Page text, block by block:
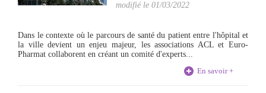
modifié le 01/03/2022
Dans le contexte où le parcours de santé du patient entre l'hôpital et
la ville devient un enjeu majeur, les associations ACL et Euro-
Pharmat collaborent en créant un comité d'experts...
En savoir +